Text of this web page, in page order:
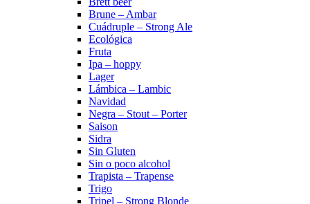
Brune – Ambar
Cuádruple – Strong Ale
Ecológica
Fruta
Ipa – hoppy
Lager
Lámbica – Lambic
Navidad
Negra – Stout – Porter
Saison
Sidra
Sin Gluten
Sin o poco alcohol
Trapista – Trapense
Trigo
Tripel – Strong Blonde